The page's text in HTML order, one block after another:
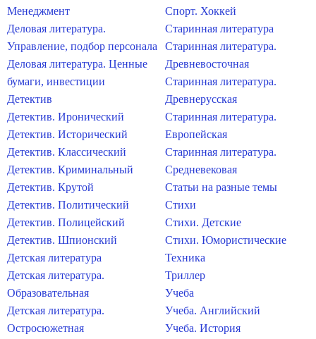
Менеджмент
Деловая литература.
Управление, подбор персонала
Деловая литература. Ценные
бумаги, инвестиции
Детектив
Детектив. Иронический
Детектив. Исторический
Детектив. Классический
Детектив. Криминальный
Детектив. Крутой
Детектив. Политический
Детектив. Полицейский
Детектив. Шпионский
Детская литература
Детская литература.
Образовательная
Детская литература.
Остросюжетная
Спорт. Хоккей
Старинная литература
Старинная литература.
Древневосточная
Старинная литература.
Древнерусская
Старинная литература.
Европейская
Старинная литература.
Средневековая
Статьи на разные темы
Стихи
Стихи. Детские
Стихи. Юмористические
Техника
Триллер
Учеба
Учеба. Английский
Учеба. История